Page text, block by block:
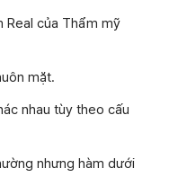
Real của Thẩm mỹ
mặt.
nhau tùy theo cấu
nhưng hàm dưới